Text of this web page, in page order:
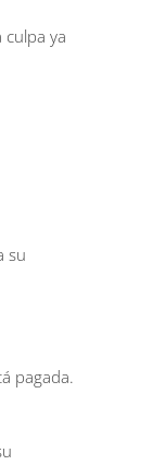
ya
su
pagada.